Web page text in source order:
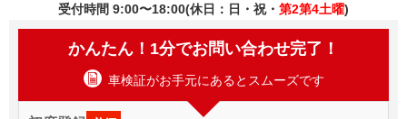
受付時間 9:00〜18:00(休日：日・祝・ 第2第4土曜)
かんたん！1分でお問い合わせ完了！
車検証がお手元にあるとスムーズです